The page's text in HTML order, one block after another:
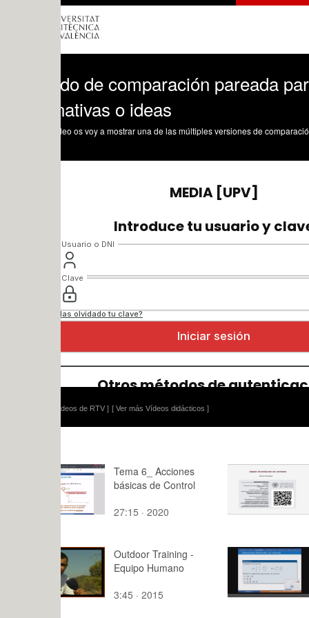
de comparación pareada para
o ideas
[ Ver más Vídeos didácticos ]
Tema 6_ Acciones
básicas de Control
27:15 · 2020
3.1.1.-
corriente
23:15 ·
Outdoor Training -
Equipo Humano
3:45 · 2015
Ejercicio
matrices 1
5:33 · 2026